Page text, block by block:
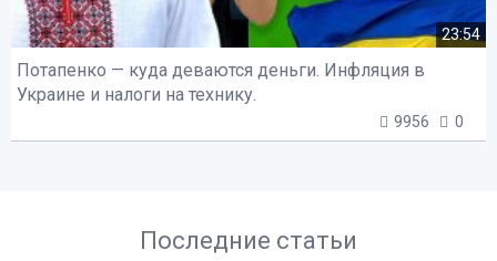
23:54
Потапенко — куда деваются деньги. Инфляция в
Украине и налоги на технику.
9956 0
Последние статьи